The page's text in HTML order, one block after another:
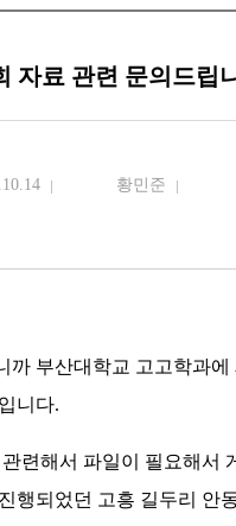
자료 관련 문의드립
황민준
까 부산대학교 고고학과에
니다.
련해서 파일이 필요해서
행되었던 고흥 길두리 안